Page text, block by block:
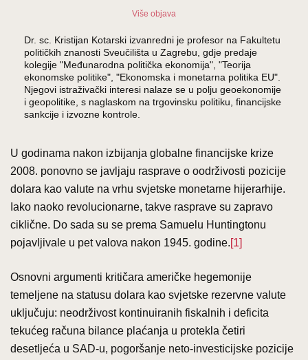
Više objava
Dr. sc. Kristijan Kotarski izvanredni je profesor na Fakultetu
političkih znanosti Sveučilišta u Zagrebu, gdje predaje
kolegije "Međunarodna politička ekonomija", "Teorija
ekonomske politike", "Ekonomska i monetarna politika EU".
Njegovi istraživački interesi nalaze se u polju geoekonomije
i geopolitike, s naglaskom na trgovinsku politiku, financijske
sankcije i izvozne kontrole.
U godinama nakon izbijanja globalne financijske krize
2008. ponovno se javljaju rasprave o oodrživosti pozicije
dolara kao valute na vrhu svjetske monetarne hijerarhije.
Iako naoko revolucionarne, takve rasprave su zapravo
ciklične. Do sada su se prema Samuelu Huntingtonu
pojavljivale u pet valova nakon 1945. godine. [1]
Osnovni argumenti kritičara američke hegemonije
temeljene na statusu dolara kao svjetske rezervne valute
uključuju: neodrživost kontinuiranih fiskalnih i deficita
tekućeg računa bilance plaćanja u protekla četiri
desetljeća u SAD-u, pogoršanje neto-investicijske pozicije